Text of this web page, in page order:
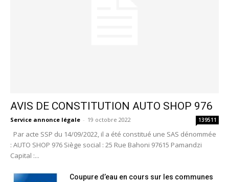
AVIS DE CONSTITUTION AUTO SHOP 976
Service annonce légale - 19 octobre 2022 139511
Par acte SSP du 14/09/2022, il a été constitué une SAS dénommée
: AUTO SHOP 976 Siège social : 25 Rue Bahoni 97615 Pamandzi
Capital :...
Coupure d’eau en cours sur les communes